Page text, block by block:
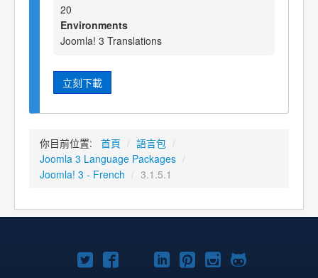
20
Environments
Joomla! 3 Translations
立刻下載
你目前位置: 首頁 / 語言包 /
Joomla 3 Language Packages /
Joomla! 3 - French / 3.1.5.1
TwitterFacebookYouTube
Linkedln
Pinterest
Instagram
GitHub